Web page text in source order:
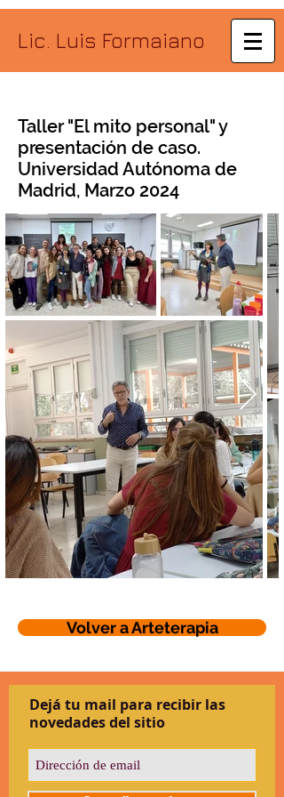
Lic. Luis Formaiano
Taller "El mito personal" y
presentación de caso.
Universidad Autónoma de
Madrid, Marzo 2024
Volver a Arteterapia
Dejá tu mail para recibir las
novedades del sitio